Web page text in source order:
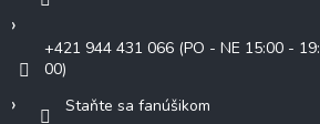
+421 944 431 066 (PO - NE 15:00 - 19:
00)
Staňte sa fanúšikom